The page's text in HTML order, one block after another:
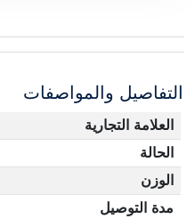
التفاصيل والمواصفات
العلامة التجارية
الحالة
الوزن
مدة التوصيل